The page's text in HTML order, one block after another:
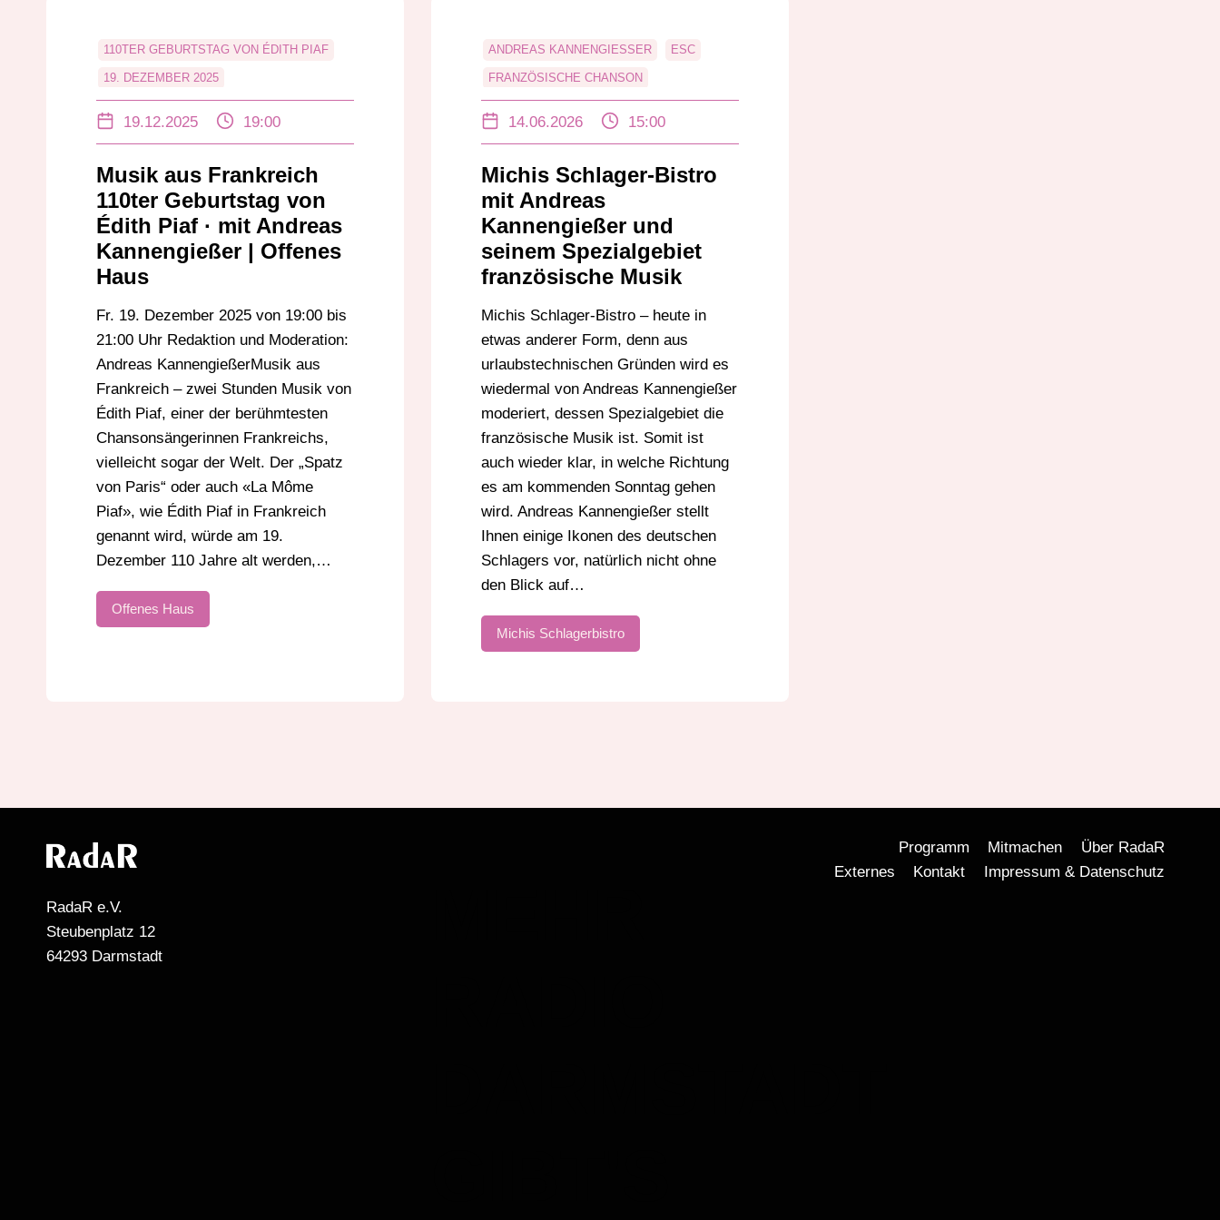
110TER GEBURTSTAG VON ÉDITH PIAF
19. DEZEMBER 2025
CHANSONSÄNGERINNEN
MUSIK AUS FRANKREICH
SCHALLPLATTEN SPATZ VON PARIS
TONBAND
19.12.2025 19:00
Musik aus Frankreich
110ter Geburtstag von
Édith Piaf · mit Andreas
Kannengießer | Offenes
Haus
Fr. 19. Dezember 2025 von 19:00 bis
21:00 Uhr Redaktion und Moderation:
Andreas KannengießerMusik aus
Frankreich – zwei Stunden Musik von
Édith Piaf, einer der berühmtesten
Chansonsängerinnen Frankreichs,
vielleicht sogar der Welt. Der „Spatz
von Paris“ oder auch «La Môme
Piaf», wie Édith Piaf in Frankreich
genannt wird, würde am 19.
Dezember 110 Jahre alt werden,…
Offenes Haus
ANDREAS KANNENGIESSER ESC
FRANZÖSISCHE CHANSON
FRANZÖSISCHSPRACHIGEN BEITRÄGE
SCHALLPLATTEN SCHLAGER
SONNTAG TONBAND
TONBANDARCHIV
14.06.2026 15:00
Michis Schlager-Bistro
mit Andreas
Kannengießer und
seinem Spezialgebiet
französische Musik
Michis Schlager-Bistro – heute in
etwas anderer Form, denn aus
urlaubstechnischen Gründen wird es
wiedermal von Andreas Kannengießer
moderiert, dessen Spezialgebiet die
französische Musik ist. Somit ist
auch wieder klar, in welche Richtung
es am kommenden Sonntag gehen
wird. Andreas Kannengießer stellt
Ihnen einige Ikonen des deutschen
Schlagers vor, natürlich nicht ohne
den Blick auf…
Michis Schlagerbistro
RadaR e.V.
Steubenplatz 12
64293 Darmstadt
Programm Mitmachen
Über RadaR
Externes
Kontakt Impressum & Datenschutz